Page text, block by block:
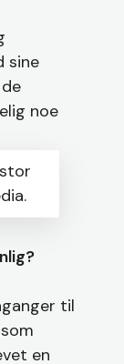
sine
noe
til
en